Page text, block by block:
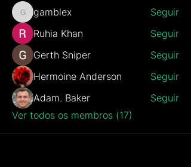
gamblex
gamblex
Seguir
Ruhia Khan
Seguir
Gerth Sniper
Seguir
Hermoine Anderson
Seguir
Adam. Baker
Seguir
Ver todos os membros (17)